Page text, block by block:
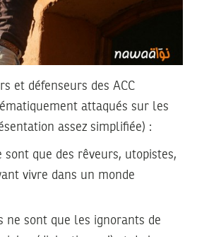
et défenseurs des ACC
attaqués sur les
assez simplifiée) :
sont que des rêveurs, utopistes,
vivre dans un monde
ne sont que les ignorants de